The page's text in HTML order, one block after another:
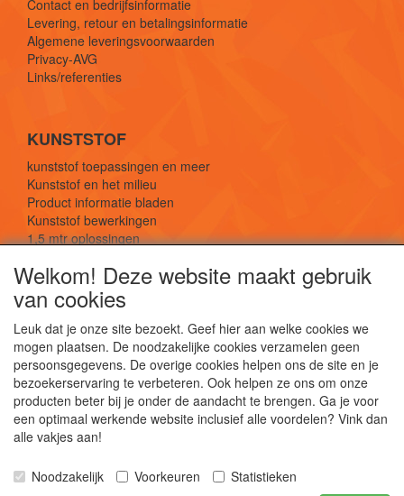
Contact en bedrijfsinformatie
Levering, retour en betalingsinformatie
Algemene leveringsvoorwaarden
Privacy-AVG
Links/referenties
KUNSTSTOF
kunststof toepassingen en meer
Kunststof en het milieu
Product informatie bladen
Kunststof bewerkingen
1,5 mtr oplossingen
SOCIALE MEDIA
De webshop voor kunststof platen, folies, buizen
Kunststof bewerkingen, productontwerp en
duurzame oplossingen.
Welkom! Deze website maakt gebruik
van cookies
Leuk dat je onze site bezoekt. Geef hier aan welke cookies we
mogen plaatsen. De noodzakelijke cookies verzamelen geen
persoonsgegevens. De overige cookies helpen ons de site en je
bezoekerservaring te verbeteren. Ook helpen ze ons om onze
producten beter bij je onder de aandacht te brengen. Ga je voor
een optimaal werkende website inclusief alle voordelen? Vink dan
alle vakjes aan!
Noodzakelijk Voorkeuren
Statistieken